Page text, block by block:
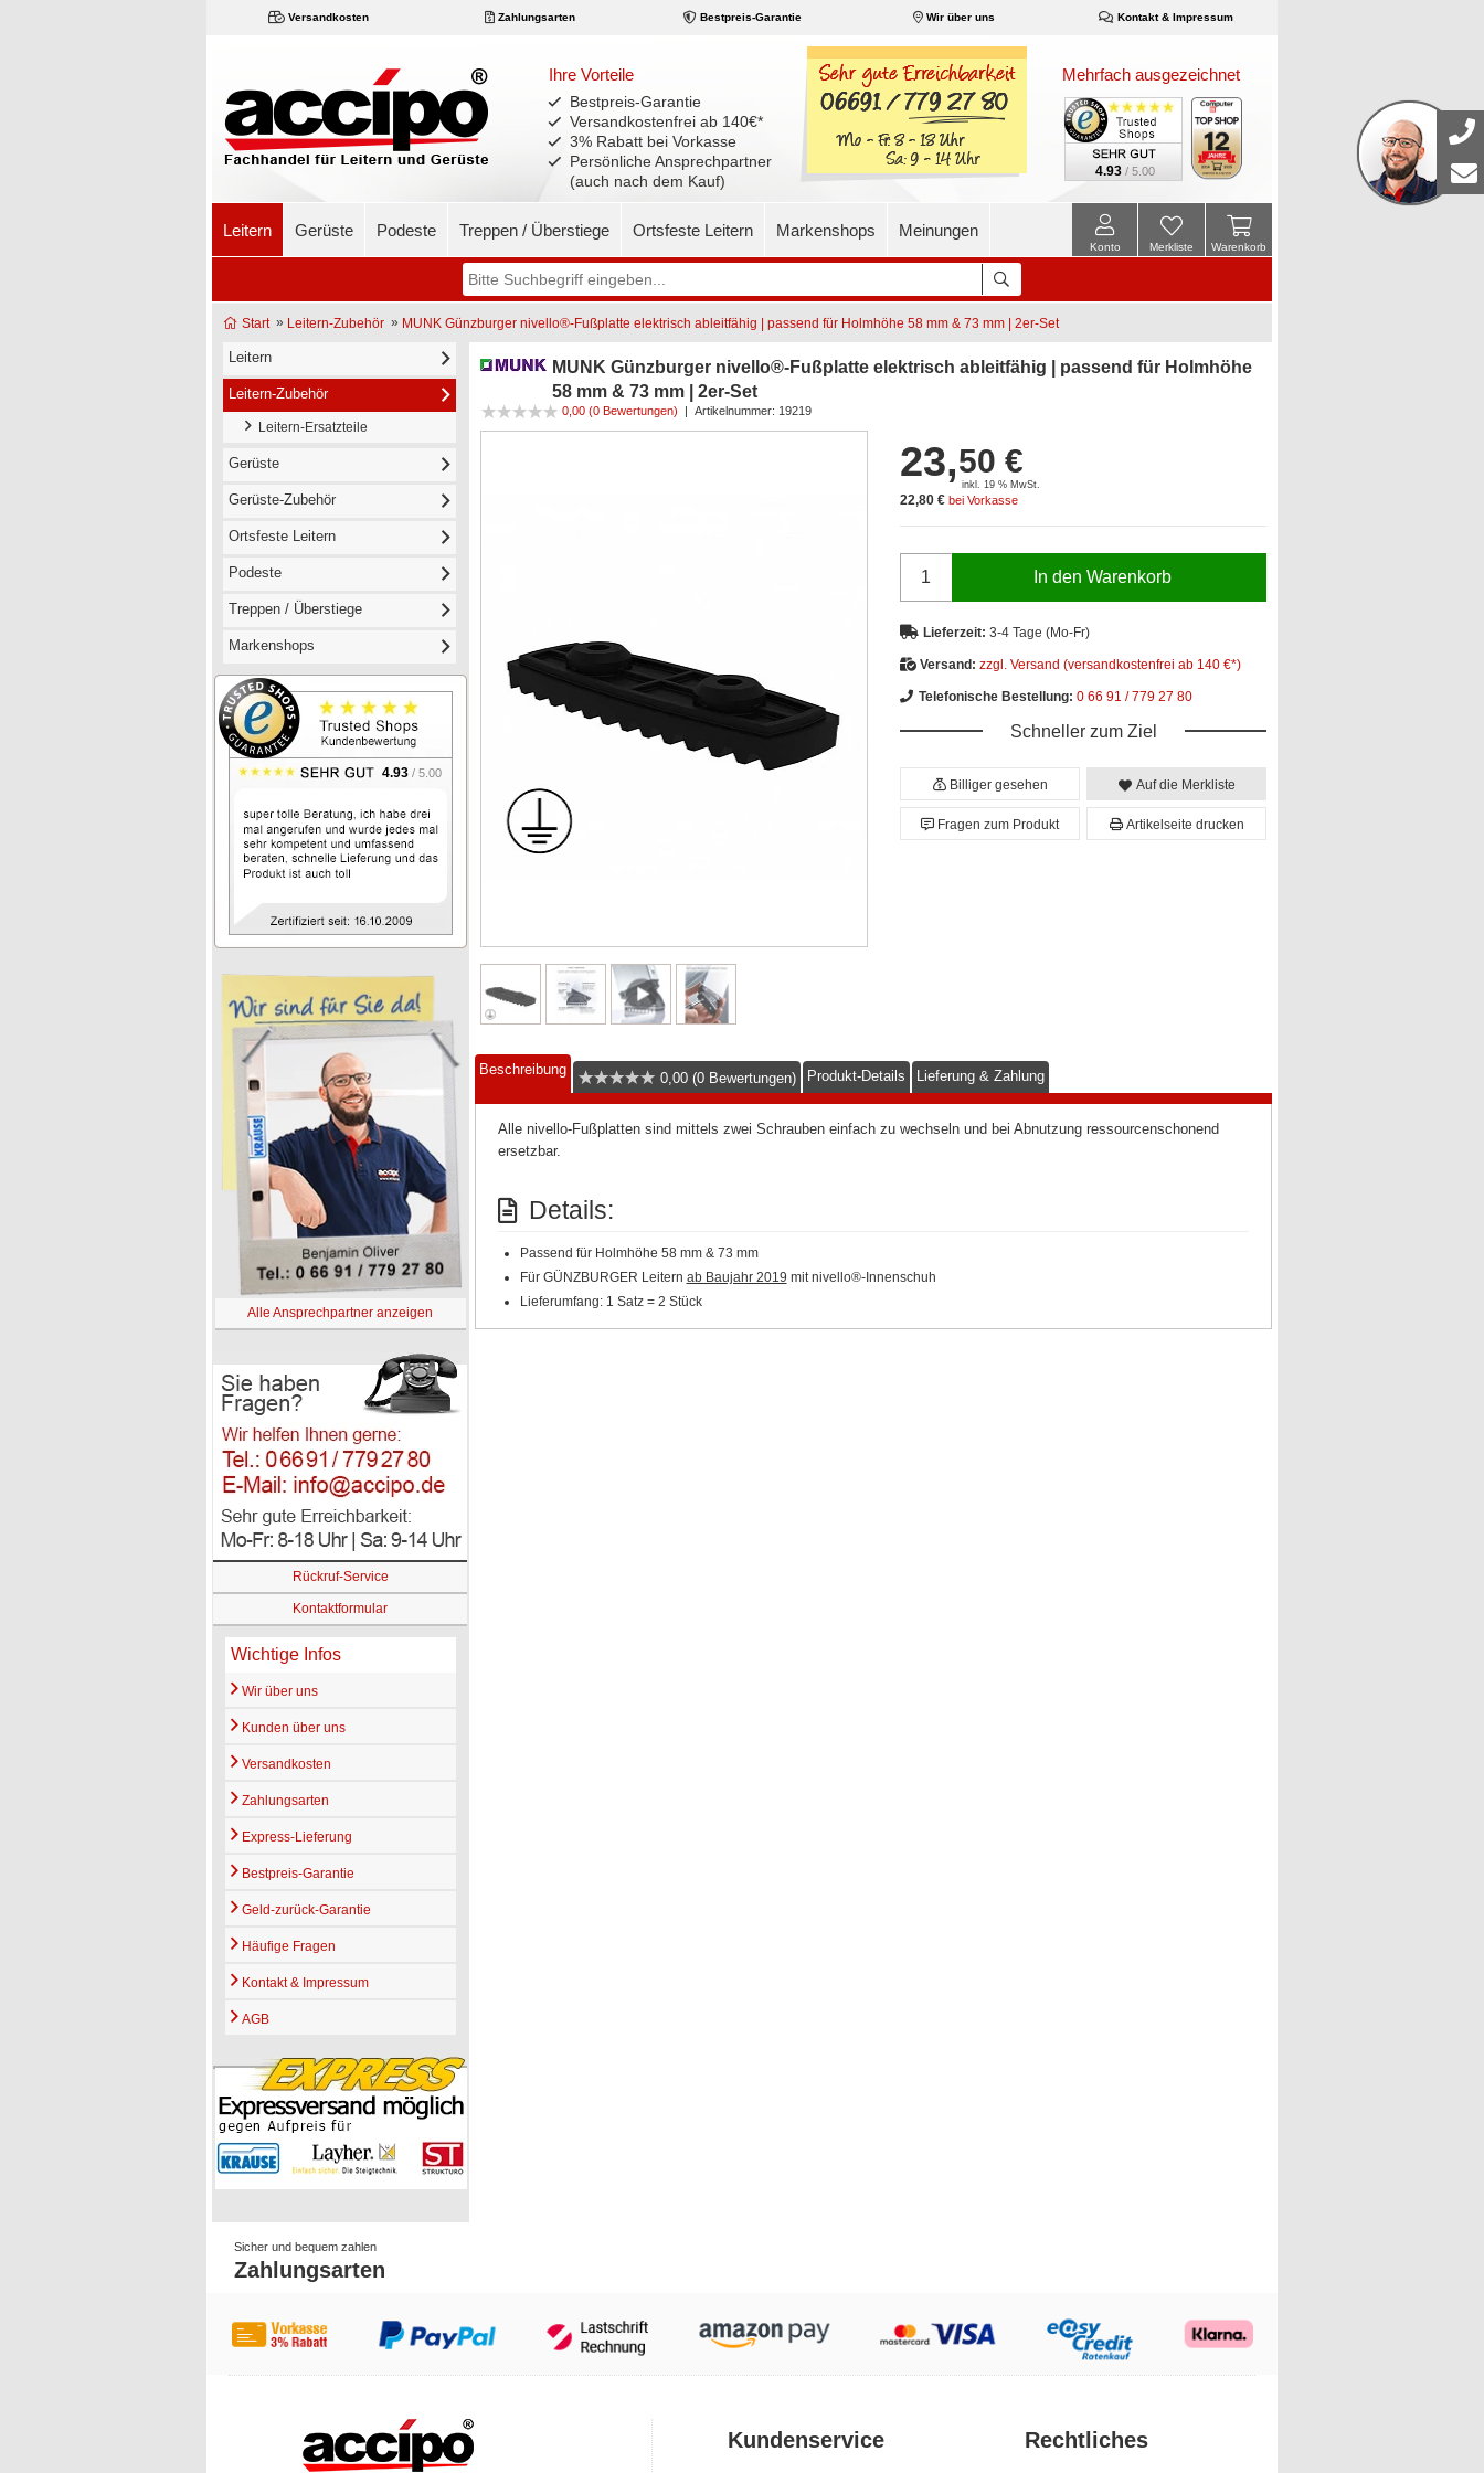
Versandkosten Zahlungsarten Bestpreis-Garantie Wir über uns Kontakt & Impressum
Ihre Vorteile
Bestpreis-Garantie
Versandkostenfrei ab 140€*
3% Rabatt bei Vorkasse
Persönliche Ansprechpartner
(auch nach dem Kauf)
Mehrfach ausgezeichnet
4.93 / 5.00
Leitern Gerüste Podeste Treppen / Überstiege Ortsfeste Leitern Markenshops Meinungen
Warenkorb
Merkliste
Konto
Start» Leitern-Zubehör » MUNK Günzburger nivello®-Fußplatte elektrisch ableitfähig | passend für Holmhöhe 58 mm & 73 mm | 2er-Set
Leitern
Leitern-Zubehör
Leitern-Ersatzteile
Gerüste
Gerüste-Zubehör
Ortsfeste Leitern
Podeste
Treppen / Überstiege
Markenshops
4.93 / 5.00
Alle Ansprechpartner anzeigen
Rückruf-Service
Kontaktformular
Wichtige Infos
Wir über uns
Kunden über uns
Versandkosten
Zahlungsarten
Express-Lieferung
Bestpreis-Garantie
Geld-zurück-Garantie
Häufige Fragen
Kontakt & Impressum
AGB
MUNK Günzburger nivello®-Fußplatte elektrisch ableitfähig | passend für Holmhöhe
58 mm & 73 mm | 2er-Set
0,00 (0 Bewertungen) | Artikelnummer: 19219
23,50 €
inkl. 19 % MwSt.
22,80 € bei Vorkasse
In den Warenkorb
Lieferzeit: 3-4 Tage (Mo-Fr)
Versand: zzgl. Versand (versandkostenfrei ab 140 €*)
Telefonische Bestellung: 0 66 91 / 779 27 80
Schneller zum Ziel
Billiger gesehen Auf die Merkliste
Fragen zum Produkt Artikelseite drucken
Beschreibung
0,00 (0 Bewertungen) Produkt-Details Lieferung & Zahlung
Alle nivello-Fußplatten sind mittels zwei Schrauben einfach zu wechseln und bei Abnutzung ressourcenschonend
ersetzbar.
Details:
Passend für Holmhöhe 58 mm & 73 mm
Für GÜNZBURGER Leitern ab Baujahr 2019 mit nivello®-Innenschuh
Lieferumfang: 1 Satz = 2 Stück
Sicher und bequem zahlen
Zahlungsarten
Kundenservice Rechtliches